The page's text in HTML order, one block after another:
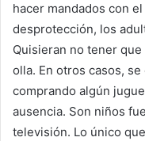
hacer mandados con
desprotección, los
Quisieran no tener
olla. En otros casos,
comprando algún
ausencia. Son niños
televisión. Lo único